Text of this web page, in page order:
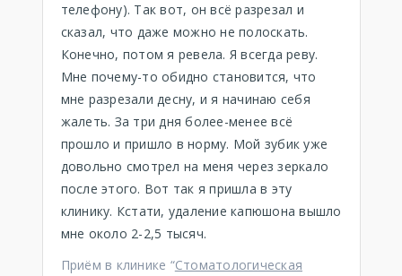
телефону). Так вот, он всё разрезал и
сказал, что даже можно не полоскать.
Конечно, потом я ревела. Я всегда реву.
Мне почему-то обидно становится, что
мне разрезали десну, и я начинаю себя
жалеть. За три дня более-менее всё
прошло и пришло в норму. Мой зубик уже
довольно смотрел на меня через зеркало
после этого. Вот так я пришла в эту
клинику. Кстати, удаление капюшона вышло
мне около 2-2,5 тысяч.
Приём в клинике “Стоматологическая